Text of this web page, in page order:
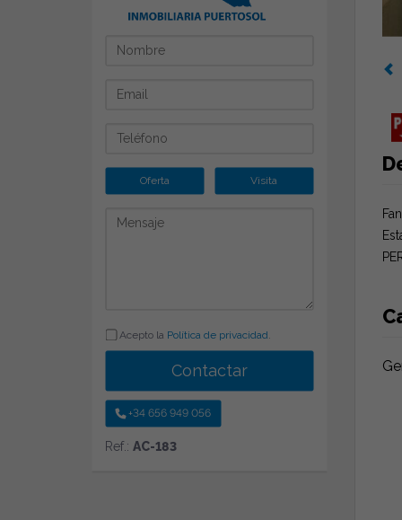
Oferta Visita
Acepto la Política de privacidad.
Contactar
+34 656 949 056
Ref.: AC-183